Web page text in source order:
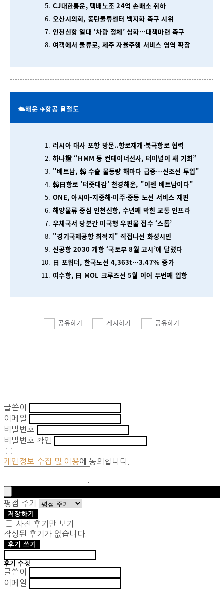
CJ대한통운, 택배노조 24억 손배소 취하
오산시의회, 동탄물류센터 백지화 촉구 시위
인천신항 일대 ‘차량 정체’ 심화…대책마련 촉구
여객에서 물류로, 제주 자율주행 서비스 영역 확장
🛳️해운 ✈️항공 🚆철도
러시아 대사 포항 방문..항로재개·북극항로 협력
하나證 “HMM 등 컨테이너선사, 터미널이 새 기회”
"베트남, 韓 수출 물동량 해마다 급증…신조선 투입"
韓日항로 '터줏대감' 천경해운, "이젠 베트남이다"
ONE, 아시아-지중해·미주·중동 노선 서비스 재편
해양물류 중심 인천신항, 수년째 막힌 교통 인프라
우체국서 당분간 미국행 우편물 접수 ‘스톱’
"경기국제공항 최적지" 직접나선 화성시민
신공항 2030 개항 ‘국토부 8월 고시’에 달렸다
日 포워더, 한국노선 4,363t…3.47% 증가
여수항, 日 MOL 크루즈선 5월 이어 두번째 입항
공유하기 게시하기 공유하기
글쓴이
이메일
비밀번호
비밀번호 확인
개인정보 수집 및 이용에 동의합니다.
평점 주기
저장하기
사진 후기만 보기
작성된 후기가 없습니다.
후기 쓰기
후기 수정
글쓴이
이메일